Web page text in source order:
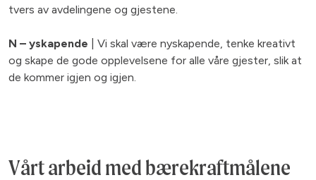
tvers av avdelingene og gjestene.
N – yskapende | Vi skal være nyskapende, tenke kreativt
og skape de gode opplevelsene for alle våre gjester, slik at
de kommer igjen og igjen.
Vårt arbeid med bærekraftmålene